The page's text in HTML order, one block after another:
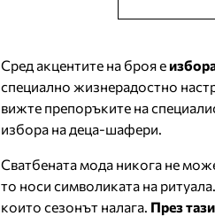
Сред акцентите на броя е
специално жизнерадостно
вижте препоръките на
избора на деца-шафери.
Сватбената мода никога не
то носи символиката на
които сезонът налага. През